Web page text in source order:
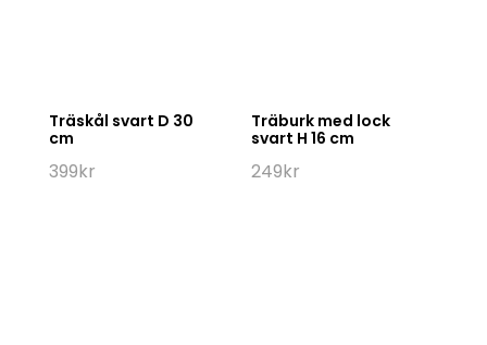
Träskål svart D 30
cm
399kr
Träburk med lock
svart H 16 cm
249kr